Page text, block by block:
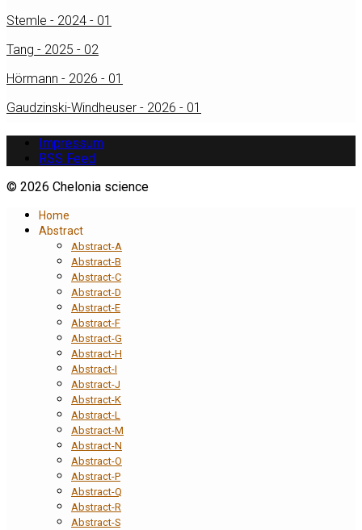
Stemle - 2024 - 01
Tang - 2025 - 02
Hörmann - 2026 - 01
Gaudzinski-Windheuser - 2026 - 01
Impressum
RSS Feed
© 2026 Chelonia science
Home
Abstract
Abstract-A
Abstract-B
Abstract-C
Abstract-D
Abstract-E
Abstract-F
Abstract-G
Abstract-H
Abstract-I
Abstract-J
Abstract-K
Abstract-L
Abstract-M
Abstract-N
Abstract-O
Abstract-P
Abstract-Q
Abstract-R
Abstract-S